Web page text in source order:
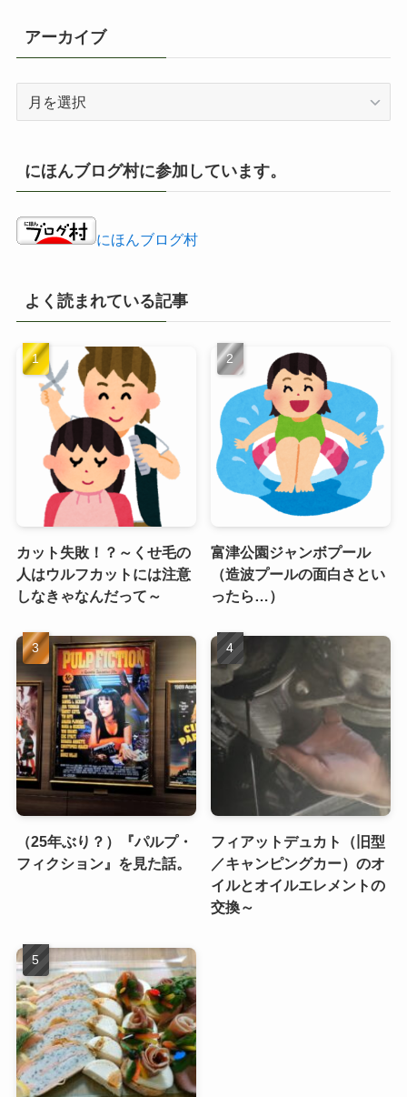
アーカイブ
イ
ブ
にほんブログ村に参加しています。
にほんブログ村
よく読まれている記事
カット失敗！？～くせ毛の
人はウルフカットには注意
しなきゃなんだって～
富津公園ジャンボプール
（造波プールの面白さとい
ったら…）
（25年ぶり？）『パルプ・
フィクション』を見た話。
フィアットデュカト（旧型
／キャンピングカー）のオ
イルとオイルエレメントの
交換～